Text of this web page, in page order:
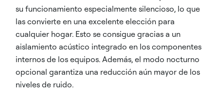
su funcionamiento especialmente silencioso, lo que
las convierte en una excelente elección para
cualquier hogar. Esto se consigue gracias a un
aislamiento acústico integrado en los componentes
internos de los equipos. Además, el modo nocturno
opcional garantiza una reducción aún mayor de los
niveles de ruido.